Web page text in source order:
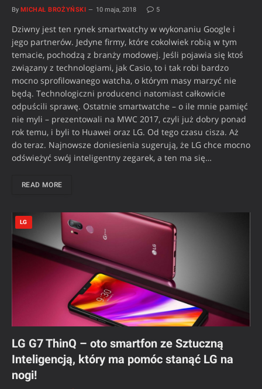
By MICHAŁ BROŻYŃSKI 10 maja, 2018 5
Dziwny jest ten rynek smartwatchy w wykonaniu Google i
jego partnerów. Jedyne firmy, które cokolwiek robią w tym
temacie, pochodzą z branży modowej. Jeśli pojawia się ktoś
związany z technologiami, jak Casio, to i tak robi bardzo
mocno sprofilowanego watcha, o którym masy marzyć nie
będą. Technologiczni producenci natomiast całkowicie
odpuścili sprawę. Ostatnie smartwatche – o ile mnie pamięć
nie myli – prezentowali na MWC 2017, czyli już dobry ponad
rok temu, i byli to Huawei oraz LG. Od tego czasu cisza. Aż
do teraz. Najnowsze doniesienia sugerują, że LG chce mocno
odświeżyć swój inteligentny zegarek, a ten ma się…
READ MORE
LG
LG G7 ThinQ – oto smartfon ze Sztuczną
Inteligencją, który ma pomóc stanąć LG na
nogi!